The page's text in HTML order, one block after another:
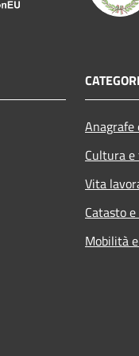
Cultura
Vita
Catasto
Mobilità